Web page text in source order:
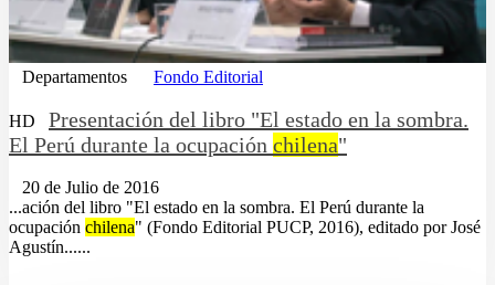
Departamentos Fondo Editorial
HD
Presentación del libro "El estado en la sombra.
El Perú durante la ocupación chilena"
20 de Julio de 2016
...ación del libro "El estado en la sombra. El Perú durante la
ocupación chilena" (Fondo Editorial PUCP, 2016), editado por José
Agustín......